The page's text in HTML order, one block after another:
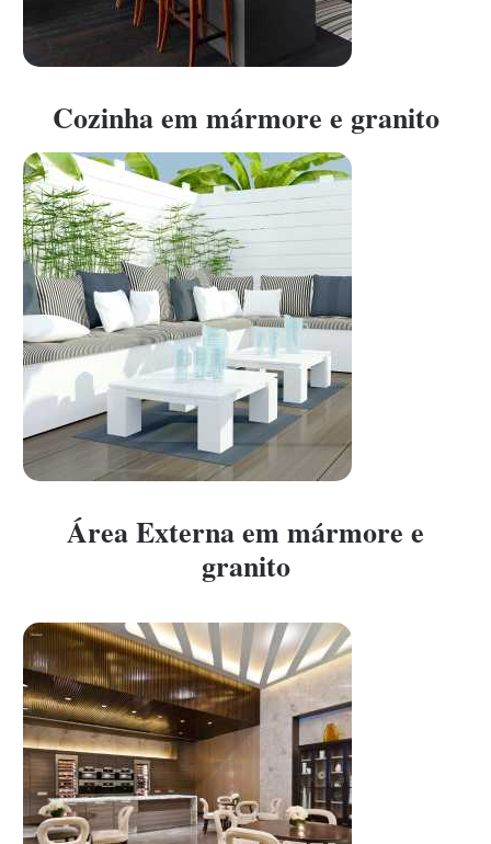
Cozinha em mármore e granito
Área Externa em mármore e
granito